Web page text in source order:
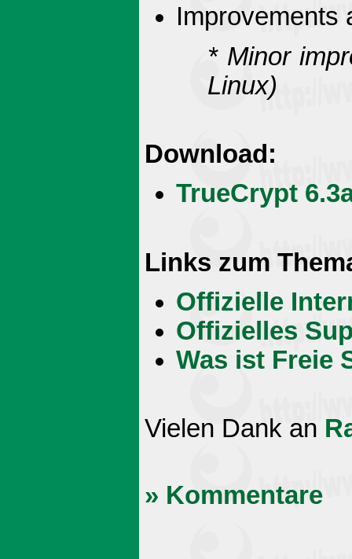
Improvements
* Minor
Linux)
Download:
TrueCrypt
Links zum
Offizielle
Offizielles
Was ist Freie
Vielen Dank an
» Kommentare